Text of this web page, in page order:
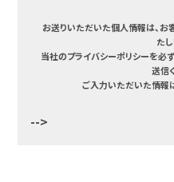
お送りいただいた個人情報は、
たし
当社のプライバシーポリシーを必
送信
ご入力いただいた情報
-->